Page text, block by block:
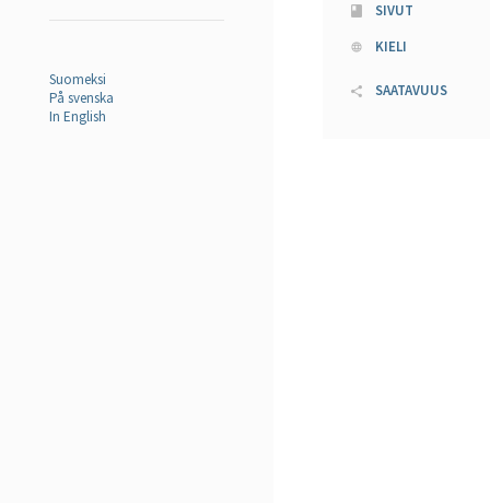
Suomeksi
På svenska
In English
SIVUT
KIELI
SAATAVUUS